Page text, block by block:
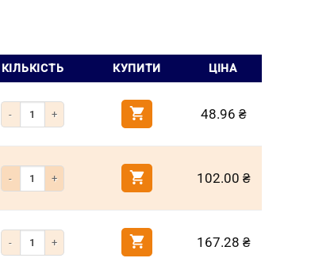
КІЛЬКІСТЬ КУПИТИ ЦІНА
Кількість Біта РН2 25 мм хрестоподібна (Milwaukee)
48.96 ₴
Кількість Біта РН2 50 мм хрестоподібна (Milwaukee)
102.00 ₴
Кількість Біта РН2 90 мм хрестоподібна (Milwaukee)
167.28 ₴